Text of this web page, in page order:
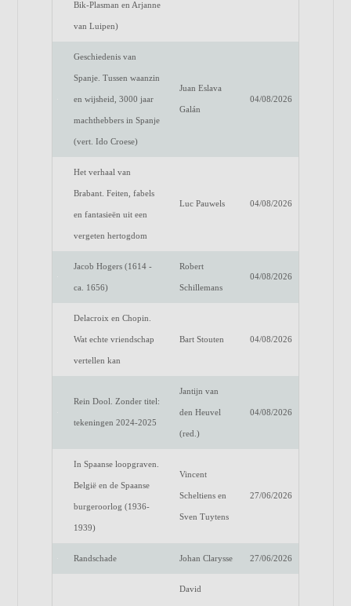
Bik-Plasman en Arjanne
van Luipen)
Geschiedenis van
Spanje. Tussen waanzin
en wijsheid, 3000 jaar
machthebbers in Spanje
(vert. Ido Croese)
Juan Eslava
Galán
04/08/2026
Het verhaal van
Brabant. Feiten, fabels
en fantasieën uit een
vergeten hertogdom
Luc Pauwels 04/08/2026
Jacob Hogers (1614 -
ca. 1656)
Robert
Schillemans
04/08/2026
Delacroix en Chopin.
Wat echte vriendschap
vertellen kan
Bart Stouten 04/08/2026
Rein Dool. Zonder titel:
tekeningen 2024-2025
Jantijn van
den Heuvel
(red.)
04/08/2026
In Spaanse loopgraven.
België en de Spaanse
burgeroorlog (1936-
1939)
Vincent
Scheltiens en
Sven Tuytens
27/06/2026
Randschade Johan Clarysse 27/06/2026
David